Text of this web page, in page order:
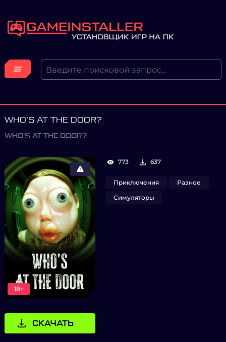
WHO’S AT THE DOOR?
WHO'S AT THE DOOR?
18+
СКАЧАТЬ
773 637
Приключения
Разное
Симуляторы